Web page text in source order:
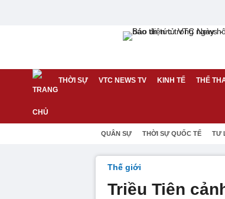
THỜI SỰ VTC NEWS TV KINH TẾ THỂ
QUÂN SỰ THỜI SỰ QUỐC TẾ TƯ
Thế giới
Triều Tiên